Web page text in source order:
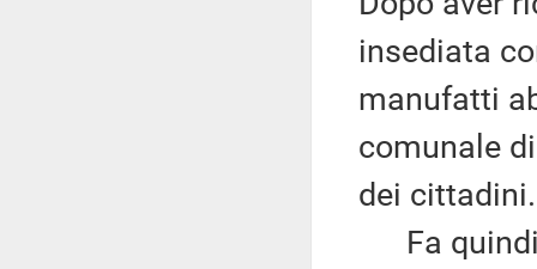
insediata
manufatti
comunale
dei cittadini.
Fa quindi